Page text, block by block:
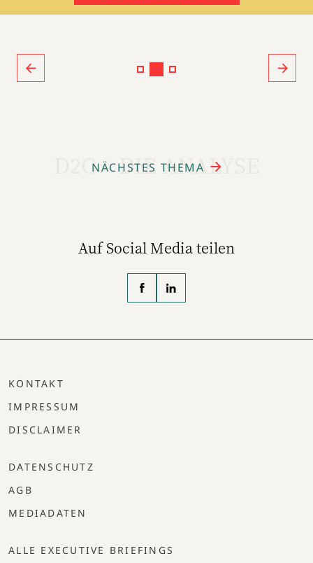
JETZT ANMELDEN!
JETZT ANMELDEN!
D2C – DIE ANALYSE
NÄCHSTES THEMA
Auf Social Media teilen
KONTAKT
IMPRESSUM
DISCLAIMER
DATENSCHUTZ
AGB
MEDIADATEN
ALLE EXECUTIVE BRIEFINGS